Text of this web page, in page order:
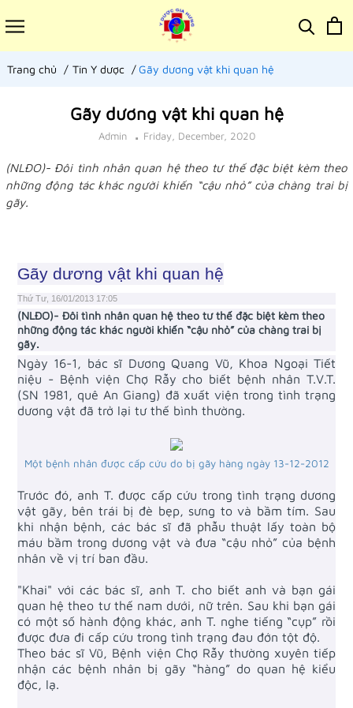
Trang chủ Tin Y dược Gãy dương vật khi quan hệ
Gãy dương vật khi quan hệ
Admin Friday, December, 2020
(NLĐO)- Đôi tình nhân quan hệ theo tư thế đặc biệt kèm theo
những động tác khác người khiến “cậu nhỏ” của chàng trai bị
gãy.
Gãy dương vật khi quan hệ
Thứ Tư, 16/01/2013 17:05
(NLĐO)- Đôi tình nhân quan hệ theo tư thế đặc biệt kèm theo
những động tác khác người khiến “cậu nhỏ” của chàng trai bị
gãy.
Ngày 16-1, bác sĩ Dương Quang Vũ, Khoa Ngoại Tiết
niệu - Bệnh viện Chợ Rẫy cho biết bệnh nhân T.V.T.
(SN 1981, quê An Giang) đã xuất viện trong tình trạng
dương vật đã trở lại tư thế bình thường.
Một bệnh nhân được cấp cứu do bị gãy hàng ngày 13-12-2012
Trước đó, anh T. được cấp cứu trong tình trạng dương
vật gãy, bên trái bị đè bẹp, sưng to và bầm tím. Sau
khi nhận bệnh, các bác sĩ đã phẫu thuật lấy toàn bộ
máu bầm trong dương vật và đưa “cậu nhỏ” của bệnh
nhân về vị trí ban đầu.
"Khai" với các bác sĩ, anh T. cho biết anh và bạn gái
quan hệ theo tư thế nam dưới, nữ trên. Sau khi bạn gái
có một số hành động khác, anh T. nghe tiếng “cụp” rồi
được đưa đi cấp cứu trong tình trạng đau đớn tột độ.
Theo bác sĩ Vũ, Bệnh viện Chợ Rẫy thường xuyên tiếp
nhận các bệnh nhân bị gãy “hàng” do quan hệ kiểu
độc, lạ.